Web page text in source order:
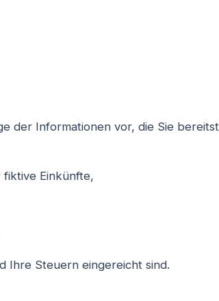
der Informationen vor, die Sie
Einkünfte,
Ihre Steuern eingereicht sind.